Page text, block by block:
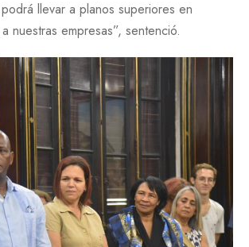
llevar a planos superiores en
nuestras empresas”, sentenció.